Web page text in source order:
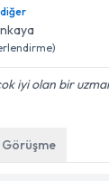
diğer
iyi olan bir